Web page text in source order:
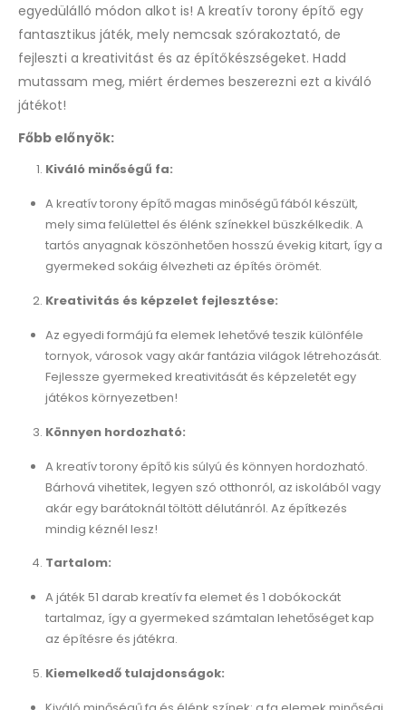
egyedülálló módon alkot is! A kreatív torony építő egy
fantasztikus játék, mely nemcsak szórakoztató, de
fejleszti a kreativitást és az építőkészségeket. Hadd
mutassam meg, miért érdemes beszerezni ezt a kiváló
játékot!
Főbb előnyök:
Kiváló minőségű fa:
A kreatív torony építő magas minőségű fából készült,
mely sima felülettel és élénk színekkel büszkélkedik. A
tartós anyagnak köszönhetően hosszú évekig kitart, így a
gyermeked sokáig élvezheti az építés örömét.
Kreativitás és képzelet fejlesztése:
Az egyedi formájú fa elemek lehetővé teszik különféle
tornyok, városok vagy akár fantázia világok létrehozását.
Fejlessze gyermeked kreativitását és képzeletét egy
játékos környezetben!
Könnyen hordozható:
A kreatív torony építő kis súlyú és könnyen hordozható.
Bárhová vihetitek, legyen szó otthonról, az iskolából vagy
akár egy barátoknál töltött délutánról. Az építkezés
mindig kéznél lesz!
Tartalom:
A játék 51 darab kreatív fa elemet és 1 dobókockát
tartalmaz, így a gyermeked számtalan lehetőséget kap
az építésre és játékra.
Kiemelkedő tulajdonságok: